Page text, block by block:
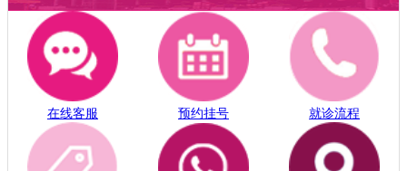
在线客服 预约挂号 就诊流程